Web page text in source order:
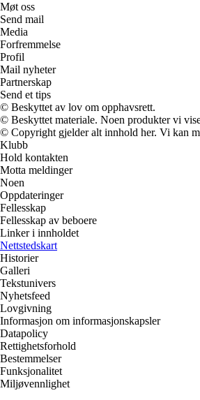
Møt oss
Send mail
Media
Forfremmelse
Profil
Mail nyheter
Partnerskap
Send et tips
© Beskyttet av lov om opphavsrett.
© Beskyttet materiale. Noen produkter vi
© Copyright gjelder alt innhold her. Vi kan
Klubb
Hold kontakten
Motta meldinger
Noen
Oppdateringer
Fellesskap
Fellesskap av beboere
Linker i innholdet
Nettstedskart
Historier
Galleri
Tekstunivers
Nyhetsfeed
Lovgivning
Informasjon om informasjonskapsler
Datapolicy
Rettighetsforhold
Bestemmelser
Funksjonalitet
Miljøvennlighet